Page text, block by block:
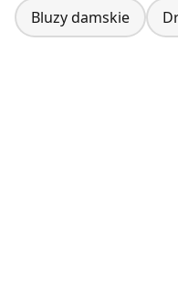
Bluzy damskie